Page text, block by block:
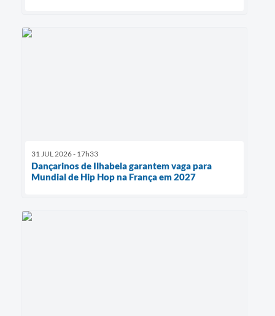
31 JUL 2026 - 17h33
Dançarinos de Ilhabela garantem vaga para
Mundial de Hip Hop na França em 2027